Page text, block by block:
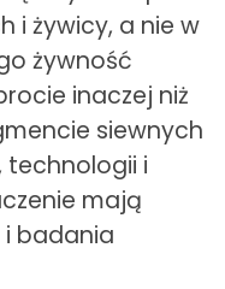
i żywicy, a nie w
żywność
inaczej niż
siewnych
technologii i
mają
badania